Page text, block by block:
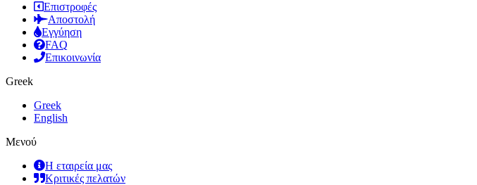
Επιστροφές
Αποστολή
Εγγύηση
FAQ
Επικοινωνία
Greek
Greek
English
Μενού
Η εταιρεία μας
Κριτικές πελατών